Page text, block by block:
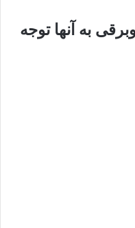
به آنها توجه